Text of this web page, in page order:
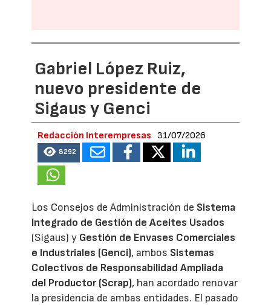
Gabriel López Ruiz,
nuevo presidente de
Sigaus y Genci
Redacción Interempresas 31/07/2026
8292
Los Consejos de Administración de Sistema
Integrado de Gestión de Aceites Usados
(Sigaus) y Gestión de Envases Comerciales
e Industriales (Genci), ambos Sistemas
Colectivos de Responsabilidad Ampliada
del Productor (Scrap), han acordado renovar
la presidencia de ambas entidades. El pasado